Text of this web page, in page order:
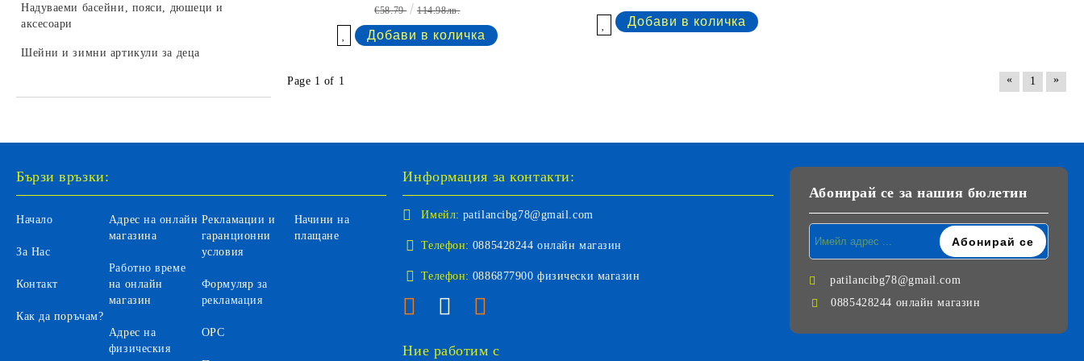
LEGO SONIC
LEGO DISNEY
LEGO Fortnite
LEGO Gabby's Dollhouse
Камиони за деца
Селскостопански машини за деца
Трансформъри и роботи
Хоби модели за сглобяване
колекционери
Бебешки играчки за легло и колички
Играчки и залъгалки за бебета
бебета
Вани и аксесоари за къпане на
бебета
Бебешки гърнета и седалки
Аксесоари за баня и тоалетна
Детски инхалатори и термометри
Надуваеми басейни, пояси, дюшеци и
аксесоари
Шейни и зимни артикули за деца
€58.79 114.98лв.
Page 1 of 1 « 1 »
Бързи връзки:
Начало
За Нас
Контакт
Как да поръчам?
Адрес на онлайн
магазина
Работно време
на онлайн
магазин
Адрес на
физическия
Рекламации и
гаранционни
условия
Формуляр за
рекламация
ОРС
Начини на
плащане
Информация за контакти:
Имейл: patilancibg78@gmail.com
Телефон: 0885428244 онлайн магазин
Телефон: 0886877900 физически магазин
Ние работим с
Абонирай се за нашия бюлетин
patilancibg78@gmail.com
0885428244 онлайн магазин